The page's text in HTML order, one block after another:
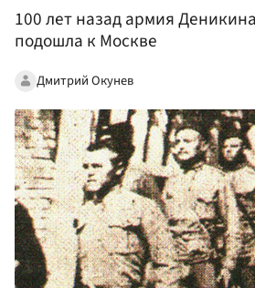
100 лет назад армия
подошла к Москве
Дмитрий Окунев